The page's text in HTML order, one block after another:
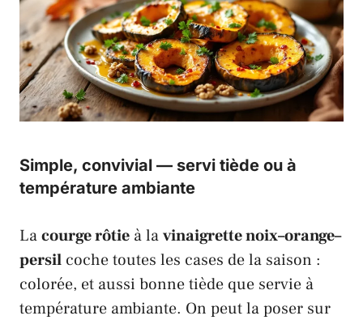
Simple, convivial — servi tiède ou à
température ambiante
Lacourge rôtie à lavinaigrette noix–orange–
persil coche toutes les cases de la saison :
colorée, et aussi bonne tiède que servie à
température ambiante. On peut la poser sur